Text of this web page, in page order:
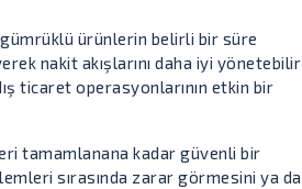
ürünlerin belirli bir süre
nakit akışlarını daha iyi yönetebilir
ticaret operasyonlarının etkin bir
tamamlanana kadar güvenli bir
sırasında zarar görmesini ya da